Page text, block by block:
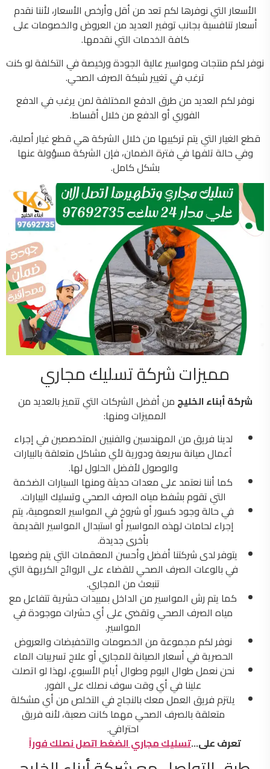
الأسعار التي نوفرها لكم تعد من أقل وأرخص الأسعار، لأننا نقدم
أسعار تنافسية بجانب توفير العديد من العروض والخصومات على
كافة الخدمات التي نقدمها.
نوفر لكم منتجات ومواسير عالية الجودة ورخيصة في التكلفة لو كنت
ترغب في تغيير شبكة الصرف الصحي.
نوفر لكم العديد من طرق الدفع المختلفة لمن يرغب في الدفع
الفوري أو الدفع من خلال أقساط.
قطع الغيار التي يتم تركيبها من خلال الشركة هي قطع غيار أصلية،
وفي حالة تلفها في فترة الضمان، فإن الشركة مسؤولة عنها
بشكل كامل.
مميزات شركة تسليك مجاري
شركةأبناء الخليج من أفضل الشركات التي تتميز بالعديد من
المميزات ومنها:
لدينا فريق من المهندسين والفنيين المتخصصين في إجراء
أعمال صيانة سريعة ودورية لأي مشاكل متعلقة بالبيارات
والوصول لأفضل الحلول لها.
كما أننا نعتمد على معدات حديثة ومنها السيارات الضخمة
التي تقوم بشفط مياه الصرف الصحي وتسليك البيارات.
في حالة وجود كسور أو شروخ في المواسير العمومية، يتم
إجراء لحامات لهذه المواسير أو استبدال المواسير القديمة
بأخرى جديدة.
يتوفر لدى شركتنا أفضل وأحسن المعقمات التي يتم وضعها
في بالوعات الصرف الصحي للقضاء على الروائح الكريهة التي
تنبعث من المجاري.
كما يتم رش المواسير من الداخل بمبيدات حشرية تتفاعل مع
مياه الصرف الصحي وتقضي على أي حشرات موجودة في
المواسير.
نوفر لكم مجموعة من الخصومات والتخفيضات والعروض
الحصرية في أسعار الصيانة للمجاري أو علاج تسريبات الماء
نحن نعمل طوال اليوم وطوال أيام الأسبوع، لهذا لو اتصلت
علينا في أي وقت سوف نصلك على الفور.
يلتزم فريق العمل معك بالنجاح في التخلص من أي مشكلة
متعلقة بالصرف الصحي مهما كانت صعبة، لأنه فريق
احترافي.
تعرف على…تسليك مجاري الضغط اتصل نصلك فوراً